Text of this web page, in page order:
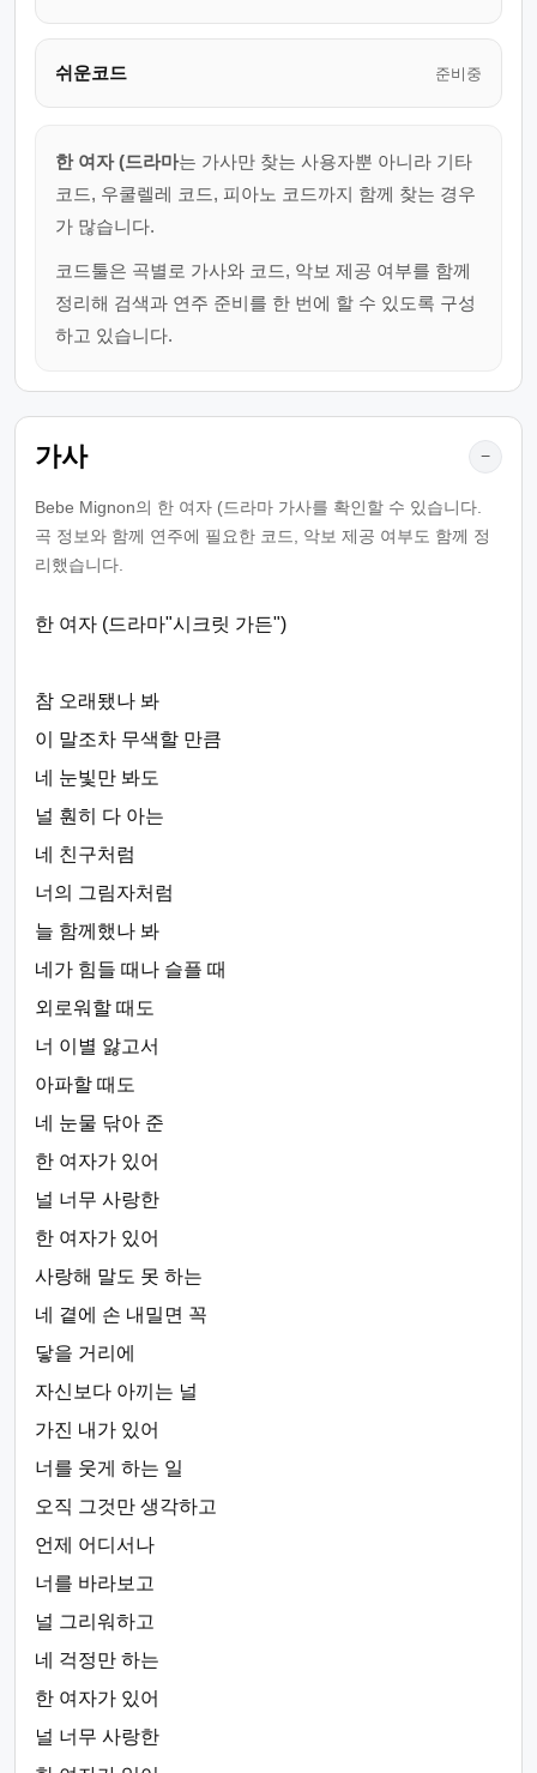
쉬운코드 준비중
한 여자 (드라마는 가사만 찾는 사용자뿐 아니라 기타
코드, 우쿨렐레 코드, 피아노 코드까지 함께 찾는 경우
가 많습니다.
코드툴은 곡별로 가사와 코드, 악보 제공 여부를 함께
정리해 검색과 연주 준비를 한 번에 할 수 있도록 구성
하고 있습니다.
가사 −
Bebe Mignon의 한 여자 (드라마 가사를 확인할 수 있습니다.
곡 정보와 함께 연주에 필요한 코드, 악보 제공 여부도 함께 정
리했습니다.
한 여자 (드라마"시크릿 가든")
참 오래됐나 봐
이 말조차 무색할 만큼
네 눈빛만 봐도
널 훤히 다 아는
네 친구처럼
너의 그림자처럼
늘 함께했나 봐
네가 힘들 때나 슬플 때
외로워할 때도
너 이별 앓고서
아파할 때도
네 눈물 닦아 준
한 여자가 있어
널 너무 사랑한
한 여자가 있어
사랑해 말도 못 하는
네 곁에 손 내밀면 꼭
닿을 거리에
자신보다 아끼는 널
가진 내가 있어
너를 웃게 하는 일
오직 그것만 생각하고
언제 어디서나
너를 바라보고
널 그리워하고
네 걱정만 하는
한 여자가 있어
널 너무 사랑한